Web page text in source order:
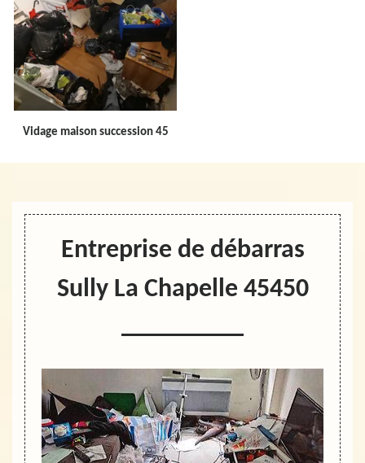
Vidage maison succession 45
Entreprise de débarras
Sully La Chapelle 45450